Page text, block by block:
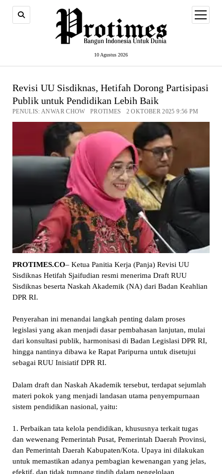
10 Agustus 2026
open
menu
Revisi UU Sisdiknas, Hetifah Dorong Partisipasi
Publik untuk Pendidikan Lebih Baik
PENULIS: ANWAR CHOW PROTIMES 2 OKTOBER 2025 9:56 PM
PROTIMES.CO– Ketua Panitia Kerja (Panja) Revisi UU
Sisdiknas Hetifah Sjaifudian resmi menerima Draft RUU
Sisdiknas beserta Naskah Akademik (NA) dari Badan Keahlian
DPR RI.
Penyerahan ini menandai langkah penting dalam proses
legislasi yang akan menjadi dasar pembahasan lanjutan, mulai
dari konsultasi publik, harmonisasi di Badan Legislasi DPR RI,
hingga nantinya dibawa ke Rapat Paripurna untuk disetujui
sebagai RUU Inisiatif DPR RI.
Dalam draft dan Naskah Akademik tersebut, terdapat sejumlah
materi pokok yang menjadi landasan utama penyempurnaan
sistem pendidikan nasional, yaitu:
1. Perbaikan tata kelola pendidikan, khususnya terkait tugas
dan wewenang Pemerintah Pusat, Pemerintah Daerah Provinsi,
dan Pemerintah Daerah Kabupaten/Kota. Upaya ini dilakukan
untuk memastikan adanya pembagian kewenangan yang jelas,
efektif, dan tidak tumpang tindih dalam pengelolaan